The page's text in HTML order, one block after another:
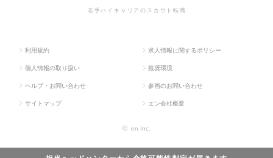
若手ハイキャリアのスカウト転職
利用規約 求人情報に関するポリシー
個人情報の取り扱い 推奨環境
ヘルプ・お問い合わせ 参画のお問い合わせ
サイトマップ エン会社概要
© en Inc.